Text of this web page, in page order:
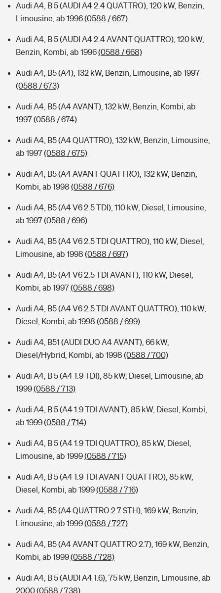
Audi A4, B 5 (AUDI A4 2.4 QUATTRO), 120 kW, Benzin,
Limousine, ab 1996(0588 / 667)
Audi A4, B 5 (AUDI A4 2.4 AVANT QUATTRO), 120 kW,
Benzin, Kombi, ab 1996(0588 / 668)
Audi A4, B5 (A4), 132 kW, Benzin, Limousine, ab 1997
(0588 / 673)
Audi A4, B5 (A4 AVANT), 132 kW, Benzin, Kombi, ab
1997(0588 / 674)
Audi A4, B5 (A4 QUATTRO), 132 kW, Benzin, Limousine,
ab 1997(0588 / 675)
Audi A4, B5 (A4 AVANT QUATTRO), 132 kW, Benzin,
Kombi, ab 1998 (0588 / 676)
Audi A4, B5 (A4 V6 2.5 TDI), 110 kW, Diesel, Limousine,
ab 1997(0588 / 696)
Audi A4, B5 (A4 V6 2.5 TDI QUATTRO), 110 kW, Diesel,
Limousine, ab 1998 (0588 / 697)
Audi A4, B5 (A4 V6 2.5 TDI AVANT), 110 kW, Diesel,
Kombi, ab 1997(0588 / 698)
Audi A4, B5 (A4 V6 2.5 TDI AVANT QUATTRO), 110 kW,
Diesel, Kombi, ab 1998 (0588 / 699)
Audi A4, B51 (AUDI DUO A4 AVANT), 66 kW,
Diesel/Hybrid, Kombi, ab 1998 (0588 / 700)
Audi A4, B 5 (A4 1.9 TDI), 85 kW, Diesel, Limousine, ab
1999(0588 / 713)
Audi A4, B 5 (A4 1.9 TDI AVANT), 85 kW, Diesel, Kombi,
ab 1999(0588 / 714)
Audi A4, B 5 (A4 1.9 TDI QUATTRO), 85 kW, Diesel,
Limousine, ab 1999(0588 / 715)
Audi A4, B 5 (A4 1.9 TDI AVANT QUATTRO), 85 kW,
Diesel, Kombi, ab 1999(0588 / 716)
Audi A4, B5 (A4 QUATTRO 2.7 STH), 169 kW, Benzin,
Limousine, ab 1999(0588 / 727)
Audi A4, B5 (A4 AVANT QUATTRO 2.7), 169 kW, Benzin,
Kombi, ab 1999(0588 / 728)
Audi A4, B 5 (AUDI A4 1.6), 75 kW, Benzin, Limousine, ab
2000(0588 / 738)